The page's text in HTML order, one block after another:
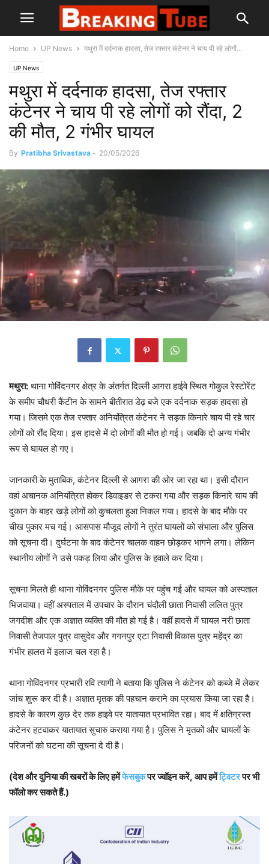
Home UP News मथुरा में दर्दनाक हादसा, तेज रफ्तार कंटेनर ने चाय पी रहे लोगों...
UP News
मथुरा में दर्दनाक हादसा, तेज रफ्तार
कंटेनर ने चाय पी रहे लोगों को रौंदा, 2
की मौत, 2 गंभीर घायल
By Pratibha Srivastava - 20/05/2026
मथुरा: थाना गोविंदनगर क्षेत्र के अंतर्गत दिल्ली आगरा हाईवे स्थित गोकुल रेस्टोरेंट
के समीप चौधरी कैंटीन के सामने बीतीरात डेढ़ बजे एक दर्दनाक सड़क हादसा हो
गया। जिसमे एक तेज रफ्तार अनियंत्रित कंटेनर ने सड़क किनारे चाय पी रहे चार
लोगों को रौंद दिया। इस हादसे में दो लोगों की मौत हो गई। जबकि दो अन्य गंभीर
रूप से घायल हो गए।
जानकारी के मुताबिक, कंटेनर दिल्ली से आगरा की ओर जा रहा था। इसी दौरान
वहां अचानक अनियंत्रित होकर डिवाइडर से टकरा गया और सड़क किनारे चाय की
दुकान के बाहर खड़े लोगों को कुचलता हुआ निकल गया। हादसे के बाद मौके पर
चीख पुकार मच गई। आसपास मौजूद लोगों ने तुरंत घायलों को संभाला और पुलिस
को सूचना दी। दुर्घटना के बाद कंटेनर चालक वाहन छोड़कर भागने लगा। लेकिन
स्थानीय लोगों ने उसे पकड़ लिया और पुलिस के हवाले कर दिया।
सूचना मिलते ही थाना गोविंदनगर पुलिस मौके पर पहुंच गई और घायल को अस्पताल
भिजवाया। वहीं अस्पताल में उपचार के दौरान चंदौली छाता निवासी ललित पुत्र
जगदीश और एक अज्ञात व्यक्ति की मौत हो गई है। वहीं हादसे में घायल नरी छाता
निवासी तेजपाल पुत्र वासुदेव और गगनपुर एटा निवासी विकास पुत्र महेंद्र का
गंभीर हालत में इलाज चल रहा है।
थाना गोविंदनगर प्रभारी रवि त्यागी ने बताया कि पुलिस ने कंटेनर को कब्जे में लेकर
जांच शुरू कर दी है। अज्ञात मृतक की पहचान कराने का प्रयास किया जा रहा है।
हादसे के कारण कुछ देर तक हाइवे पर यातायात प्रभावित रहा। बाद में क्षतिग्रस्त
कंटेनर हटवाकर यातायात सुचारु कराया गया है। पुलिस ने मृतकों और घायलों के
परिजनों को घटना की सूचना दे दी है।
(देश और दुनिया की खबरों के लिए हमेंफेसबुकपर ज्वॉइन करें, आप हमेंट्विटरपर भी
फॉलो कर सकते हैं.)